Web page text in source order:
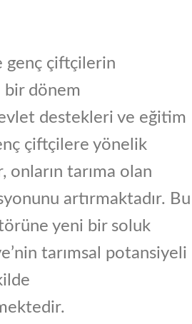
genç çiftçilerin
bir dönem
destekleri ve eğitim
çiftçilere yönelik
onların tarıma olan
artırmaktadır. Bu
yeni bir soluk
tarımsal potansiyeli